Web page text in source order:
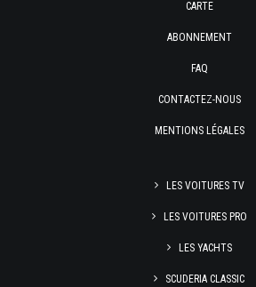
CARTE
ABONNEMENT
FAQ
CONTACTEZ-NOUS
MENTIONS LÉGALES
LES VOITURES TV
LES VOITURES PRO
LES YACHTS
SCUDERIA CLASSIC